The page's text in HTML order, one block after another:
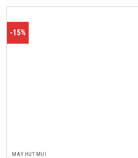
-15%
MÁY HÚT MÙI